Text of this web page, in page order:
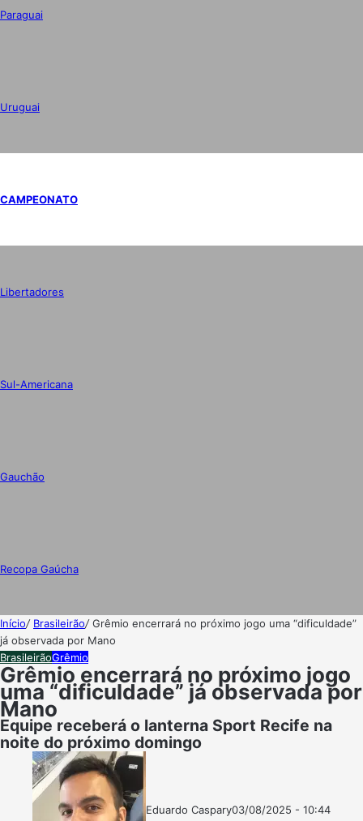
Paraguai
Uruguai
CAMPEONATO
Libertadores
Sul-Americana
Gauchão
Recopa Gaúcha
Início/ Brasileirão/Grêmio encerrará no próximo jogo uma “dificuldade”
já observada por Mano
BrasileirãoGrêmio
Grêmio encerrará no próximo jogo
uma “dificuldade” já observada por
Mano
Equipe receberá o lanterna Sport Recife na
noite do próximo domingo
Eduardo CasparyFollow
Mande
03/08/2025 - 10:44